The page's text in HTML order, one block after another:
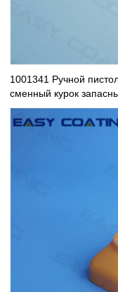
1001341 Ручной
сменный курок